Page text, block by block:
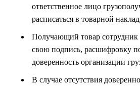
ответственное лицо
расписаться в товарной
Получающий товар сотрудник
свою подпись, расшифровку
доверенность организации
В случае отсутствия